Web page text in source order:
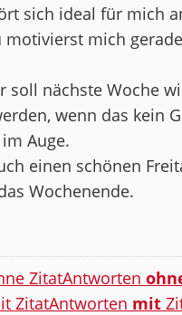
sich ideal für mich
motivierst mich
soll nächste Woche
wenn das kein
Auge.
einen schönen
Wochenende.
Antworten
Antworten mit